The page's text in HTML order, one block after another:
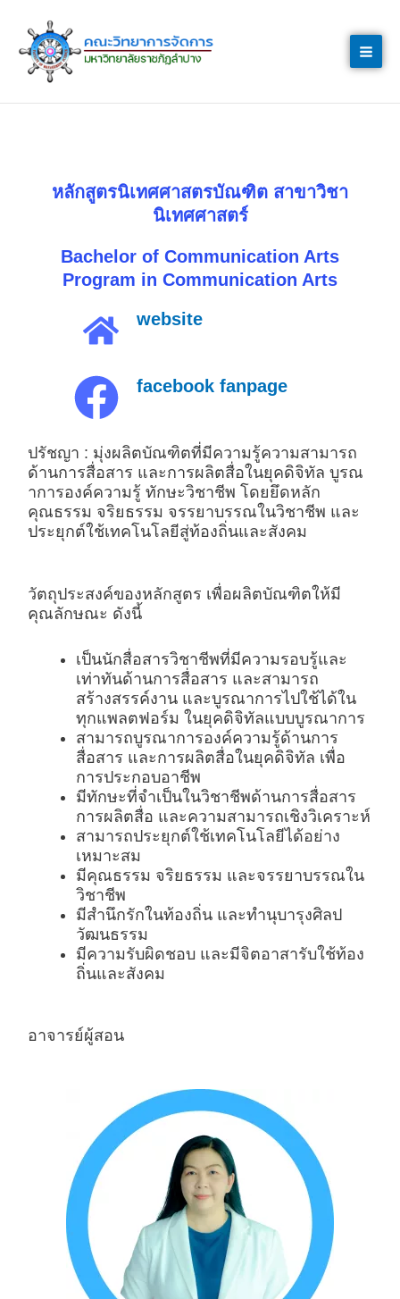
content
หลักสูตรนิเทศศาสตรบัณฑิต สาขาวิชา
นิเทศศาสตร์
Bachelor of Communication Arts
Program in Communication Arts
website
facebook fanpage
ปรัชญา : มุ่งผลิตบัณฑิตที่มีความรู้ความสามารถ
ด้านการสื่อสาร และการผลิตสื่อในยุคดิจิทัล บูรณ
าการองค์ความรู้ ทักษะวิชาชีพ โดยยึดหลัก
คุณธรรม จริยธรรม จรรยาบรรณในวิชาชีพ และ
ประยุกต์ใช้เทคโนโลยีสู่ท้องถิ่นและสังคม
วัตถุประสงค์ของหลักสูตร เพื่อผลิตบัณฑิตให้มี
คุณลักษณะ ดังนี้
เป็นนักสื่อสารวิชาชีพที่มีความรอบรู้และ
เท่าทันด้านการสื่อสาร และสามารถ
สร้างสรรค์งาน และบูรณาการไปใช้ได้ใน
ทุกแพลตฟอร์ม ในยุคดิจิทัลแบบบูรณาการ
สามารถบูรณาการองค์ความรู้ด้านการ
สื่อสาร และการผลิตสื่อในยุคดิจิทัล เพื่อ
การประกอบอาชีพ
มีทักษะที่จำเป็นในวิชาชีพด้านการสื่อสาร
การผลิตสื่อ และความสามารถเชิงวิเคราะห์
สามารถประยุกต์ใช้เทคโนโลยีได้อย่าง
เหมาะสม
มีคุณธรรม จริยธรรม และจรรยาบรรณใน
วิชาชีพ
มีสำนึกรักในท้องถิ่น และทำนุบารุงศิลป
วัฒนธรรม
มีความรับผิดชอบ และมีจิตอาสารับใช้ท้อง
ถิ่นและสังคม
อาจารย์ผู้สอน